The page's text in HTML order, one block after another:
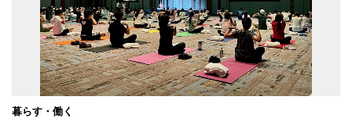
暮らす・働く